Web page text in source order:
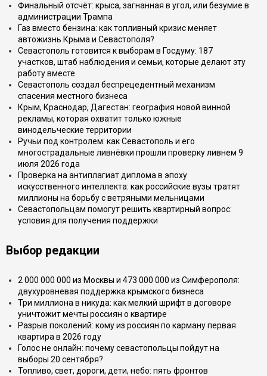
Финальный отсчёт: крыса, загнанная в угол, или безумие в
администрации Трампа
Газ вместо бензина: как топливный кризис меняет
автожизнь Крыма и Севастополя?
Севастополь готовится к выборам в Госдуму: 187
участков, штаб наблюдения и семьи, которые делают эту
работу вместе
Севастополь создал беспрецедентный механизм
спасения местного бизнеса
Крым, Краснодар, Дагестан: география новой винной
рекламы, которая охватит только южные
винодельческие территории
Ручьи под контролем: как Севастополь и его
многострадальные ливнёвки прошли проверку ливнем 9
июля 2026 года
Проверка на антиплагиат диплома в эпоху
искусственного интеллекта: как российские вузы тратят
миллионы на борьбу с ветряными мельницами
Севастопольцам помогут решить квартирный вопрос:
условия для получения поддержки
Выбор редакции
2 000 000 000 из Москвы и 473 000 000 из Симферополя:
двухуровневая поддержка крымского бизнеса
Три миллиона в никуда: как мелкий шрифт в договоре
уничтожит мечты россиян о квартире
Разрыв поколений: кому из россиян по карману первая
квартира в 2026 году
Голос не онлайн: почему севастопольцы пойдут на
выборы 20 сентября?
Топливо, свет, дороги, дети, небо: пять фронтов